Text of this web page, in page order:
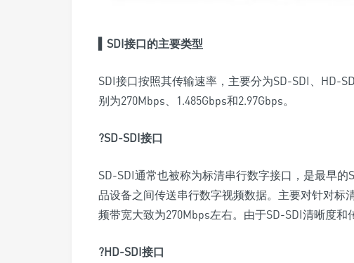
▍SDI接口的主要类型
SDI接口按照其传输速率，主要分为SD-SDI、HD-
别为270Mbps、1.485Gbps和2.97Gbps。
?SD-SDI接口
SD-SDI通常也被称为标清串行数字接口，是最早
品设备之间传送串行数字视频数据。主要对针对标
频带宽大致为270Mbps左右。由于SD-SDI清晰度和
?HD-SDI接口